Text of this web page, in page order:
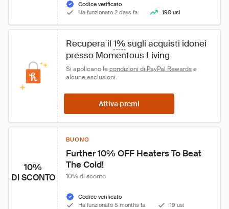
Codice verificato
Ha funzionato 2 days fa
190 usi
Recupera il 1% sugli acquisti idonei
presso Momentous Living
Si applicano le condizioni di PayPal Rewards e
alcune esclusioni.
Attiva premi
10%
DI SCONTO
BUONO
Further 10% OFF Heaters To Beat
The Cold!
10% di sconto
Codice verificato
Ha funzionato 5 months fa
19 usi